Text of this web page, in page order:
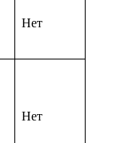
Нет
Нет